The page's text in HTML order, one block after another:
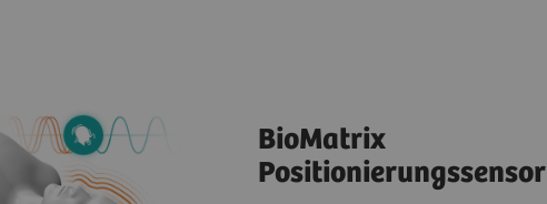
BioMatrix
Positionierungssensor